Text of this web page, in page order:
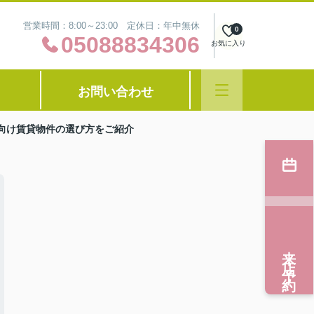
営業時間：8:00～23:00 定休日：年中無休
05088834306 お気に入り
0
お問い合わせ
け賃貸物件の選び方をご紹介
来店予約